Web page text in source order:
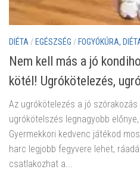
DIÉTA / EGÉSZSÉG / FOGYÓKÚRA,
Nem kell más a jó
kötél! Ugrókötelezés,
Az ugrókötelezés a jó
ugrókötelszés legnagyobb
Gyermekkori kedvenc játékod
harc legjobb fegyvere lehet,
csatlakozhat a...